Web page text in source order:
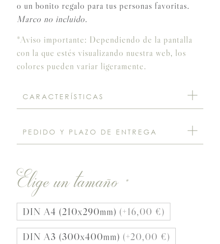
o un bonito regalo para tus personas favoritas.
Marco no incluido.
*Aviso importante: Dependiendo de la pantalla
con la que estés visualizando nuestra web, los
colores pueden variar ligeramente.
CARACTERÍSTICAS
PEDIDO Y PLAZO DE ENTREGA
Elige un tamaño *
DIN A4 (210x290mm) (+16,00 €)
DIN A3 (300x400mm) (+20,00 €)